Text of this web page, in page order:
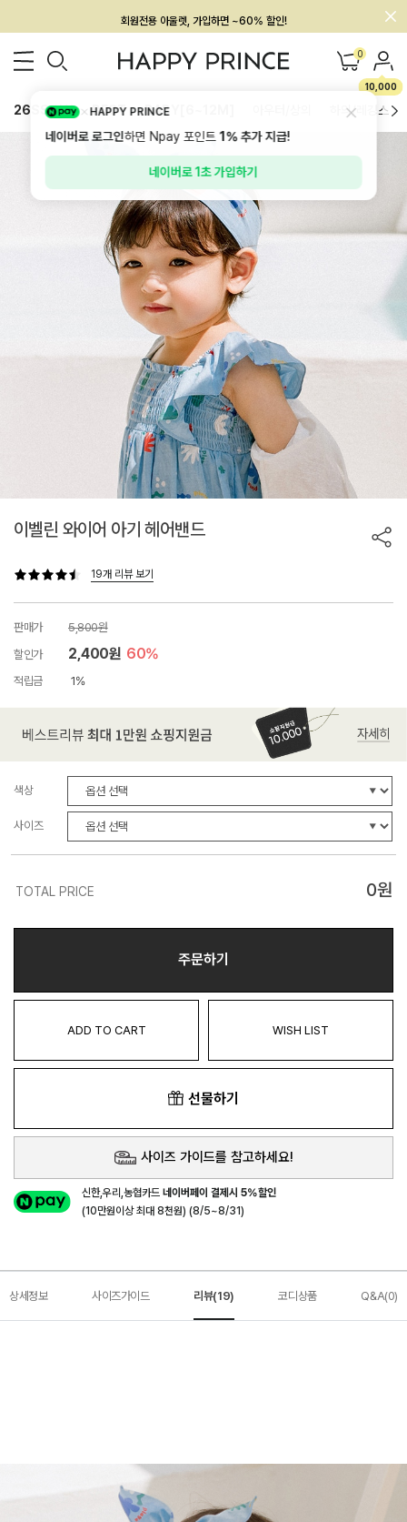
회원전용 아울렛, 가입하면 ~60% 할인!
멤버십 최대 28,000원 혜택 0
10,000
26SS 신상 BEST BABY[6~12M] 하의/레깅스
이벨린 와이어 아기 헤어밴드
19개 리뷰 보기
판매가
5,800원
할인가
2,400원 60%
적립금 1%
색상
사이즈
TOTAL PRICE 0원
주문하기
ADD TO CART WISH LIST
선물하기
사이즈 가이드를 참고하세요!
신한,우리,농협카드네이버페이 결제시 5%할인
(10만원이상 최대 8천원) (8/5~8/31)
상세정보 사이즈가이드 리뷰(19) 코디상품 Q&A(0)
HAPPY PRINCE
네이버로 로그인하면 Npay 포인트1%추가 지급!
네이버로 1초 가입하기